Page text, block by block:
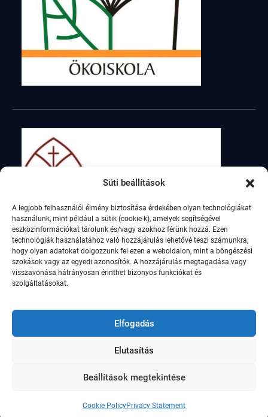
Süti beállítások
A legjobb felhasználói élmény biztosítása érdekében olyan technológiákat
használunk, mint például a sütik (cookie-k), amelyek segítségével
eszközinformációkat tárolunk és/vagy azokhoz férünk hozzá. Ezen
technológiák használatához való hozzájárulás lehetővé teszi számunkra,
hogy olyan adatokat dolgozzunk fel ezen a weboldalon, mint a böngészési
szokások vagy az egyedi azonosítók. A hozzájárulás megtagadása vagy
visszavonása hátrányosan érinthet bizonyos funkciókat és
szolgáltatásokat.
Elfogadás
Elutasítás
Beállítások megtekintése
Cookie PolicyPrivacy Statement
© Szent István Római Katolikus Általános Iskola,
2021